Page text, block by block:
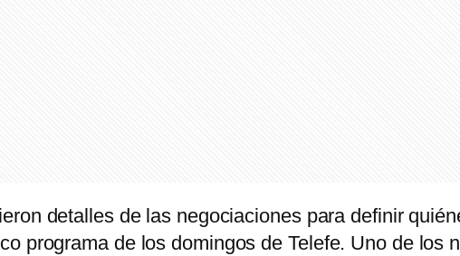
detalles de las negociaciones para definir
programa de los domingos de Telefe. Uno de los